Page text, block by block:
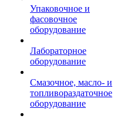
Упаковочное и
фасовочное
оборудование
Лабораторное
оборудование
Смазочное, масло- и
топливораздаточное
оборудование